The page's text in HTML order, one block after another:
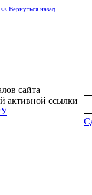
Вернуться назад
сайта
активной ссылки